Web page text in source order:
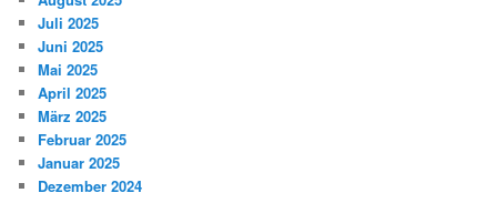
Juli 2025
Juni 2025
Mai 2025
April 2025
März 2025
Februar 2025
Januar 2025
Dezember 2024